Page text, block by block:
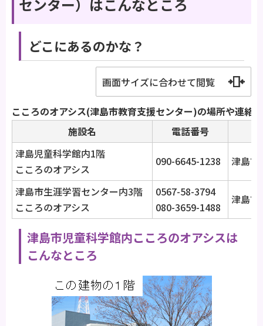
センター）はこんなところ
どこにあるのかな？
画面サイズに合わせて閲覧
こころのオアシス(津島市教育支援センター)の場所や連絡先
施設名
電話番号
津島児童科学館内1階
こころのオアシス
090-6645-1238 津島市
津島市生涯学習センター内3階
こころのオアシス
0567-58-3794
080-3659-1488
津島市
津島市児童科学館内こころのオアシスは
こんなところ